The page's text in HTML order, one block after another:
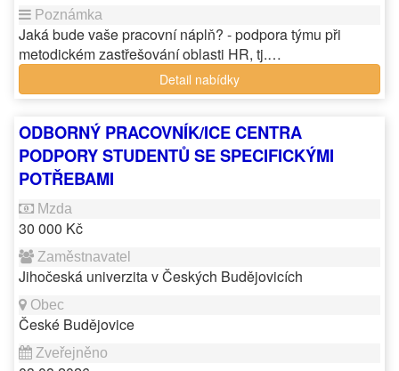
Jaká bude vaše pracovní náplň? - podpora týmu při
metodickém zastřešování oblasti HR, tj.…
Detail nabídky
ODBORNÝ PRACOVNÍK/ICE CENTRA
PODPORY STUDENTŮ SE SPECIFICKÝMI
POTŘEBAMI
30 000 Kč
Jihočeská univerzita v Českých Budějovicích
České Budějovice